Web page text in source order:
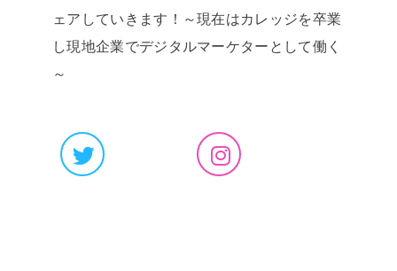
ェアしていきます！～現在はカレッジを卒業
し現地企業でデジタルマーケターとして働く
～